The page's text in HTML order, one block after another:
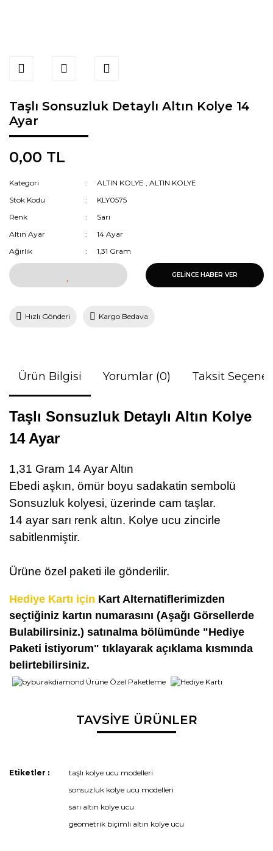
Taşlı Sonsuzluk Detaylı Altın Kolye 14
Ayar
0,00 TL
Kategori ALTIN KOLYE ,ALTIN KOLYE
Stok Kodu
KLY0575
Renk
Sarı
Altın Ayar
14 Ayar
Ağırlık
1,31 Gram
GELİNCE HABER VER
Hızlı Gönderi Kargo Bedava
Ürün Bilgisi Yorumlar (0) Taksit
Taşlı Sonsuzluk Detaylı Altın Kolye
14 Ayar
1,31 Gram 14 Ayar Altın
Ebedi aşkın, ömür boyu sadakatin sembolü
Sonsuzluk kolyesi, üzerinde cam taşlar.
14 ayar sarı renk altın. Kolye ucu zincirle
sabitlenmiştir.
Ürüne özel paketi ile gönderilir.
Hediye Kartı için Kart Alternatiflerimizden
seçtiğiniz kartın numarasını (Aşağı Görsellerde
Bulabilirsiniz.) satınalma bölümünde "Hediye
Paketi İstiyorum" tıklayarak açıklama kısmında
belirtebilirsiniz.
Bu ürüne ilk yorumu siz yapın!
Yorum Yaz
Bu ürünün fiyat bilgisi, resim, ürün açıklamalarında ve diğer
konularda yetersiz gördüğünüz noktaları öneri formunu
TAVSİYE ÜRÜNLER
Etiketler :
taşlı kolye ucu modelleri
sonsuzluk kolye ucu modelleri
sarı altın kolye ucu
geometrik biçimli altın kolye ucu